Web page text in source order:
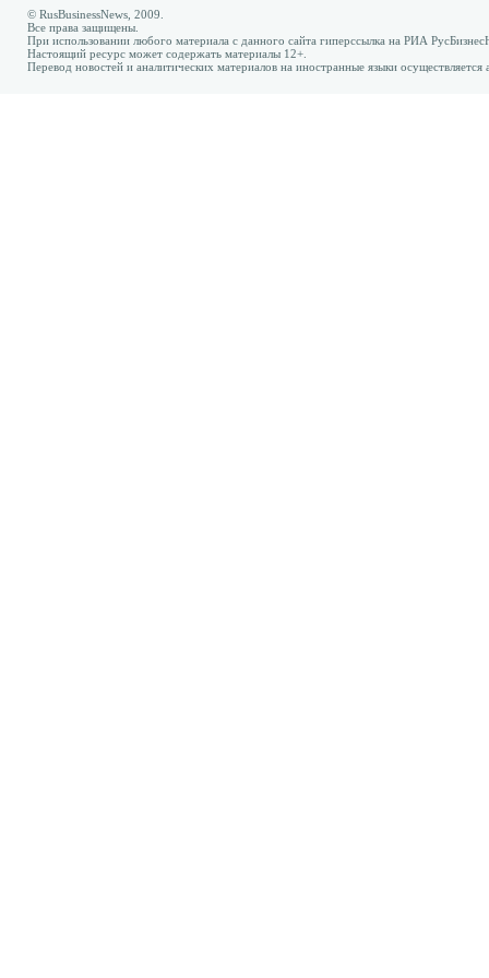
© RusBusinessNews, 2009.
Все права защищены.
При использовании любого материала с данного сайта гиперссылка на РИА
Настоящий ресурс может содержать материалы 12+.
Перевод новостей и аналитических материалов на иностранные языки осуществляется